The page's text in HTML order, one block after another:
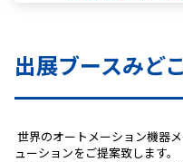
出展ブースみど
ューションをご提案致します。